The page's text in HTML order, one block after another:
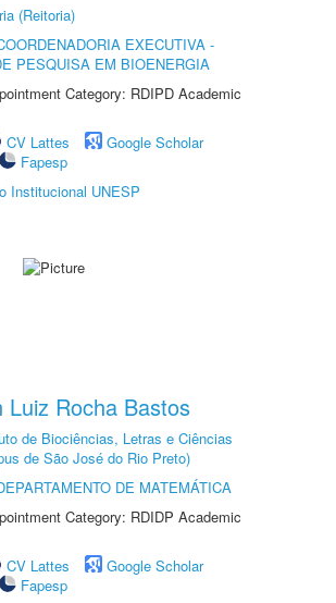
(Reitoria)
EXECUTIVA -
PESQUISA EM BIOENERGIA
Category: RDIPD Academic
CV Lattes
Google Scholar
Fapesp
Institucional UNESP
Luiz Rocha Bastos
de Biociências, Letras e Ciências
de São José do Rio Preto)
DE MATEMÁTICA
Category: RDIDP Academic
CV Lattes
Google Scholar
Fapesp